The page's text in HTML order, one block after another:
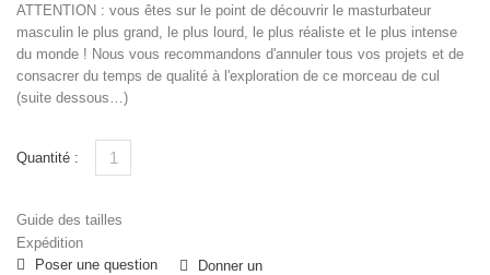
ATTENTION : vous êtes sur le point de découvrir le masturbateur
masculin le plus grand, le plus lourd, le plus réaliste et le plus intense
du monde ! Nous vous recommandons d'annuler tous vos projets et de
consacrer du temps de qualité à l'exploration de ce morceau de cul
(suite dessous…)
Quantité :
Guide des tailles
Expédition
Poser une question
Donner un